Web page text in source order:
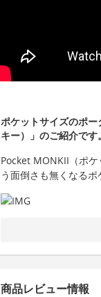
ポケットサイズのポ
キー）」のご紹介です。
Pocket MONKII（ポ
う面倒さも無くなるポ
商品レビュー情報